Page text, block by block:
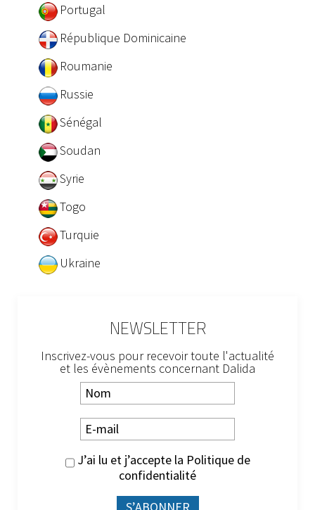
Portugal
République Dominicaine
Roumanie
Russie
Sénégal
Soudan
Syrie
Togo
Turquie
Ukraine
NEWSLETTER
Inscrivez-vous pour recevoir toute l'actualité
et les évènements concernant Dalida
J’ai lu et j’accepte la Politique de
confidentialité